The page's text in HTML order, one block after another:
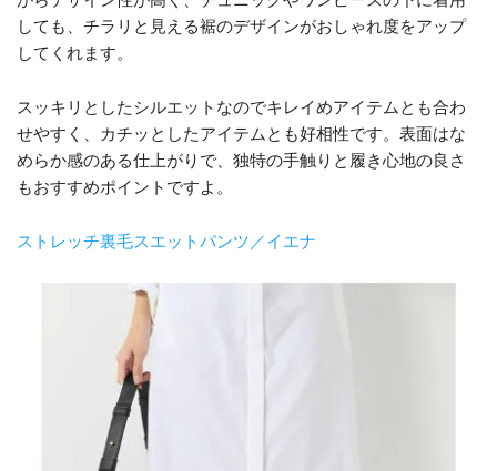
しても、チラリと見える裾のデザインがおしゃれ度をアップ
してくれます。
スッキリとしたシルエットなのでキレイめアイテムとも合わ
せやすく、カチッとしたアイテムとも好相性です。表面はな
めらか感のある仕上がりで、独特の手触りと履き心地の良さ
もおすすめポイントですよ。
ストレッチ裏毛スエットパンツ／イエナ